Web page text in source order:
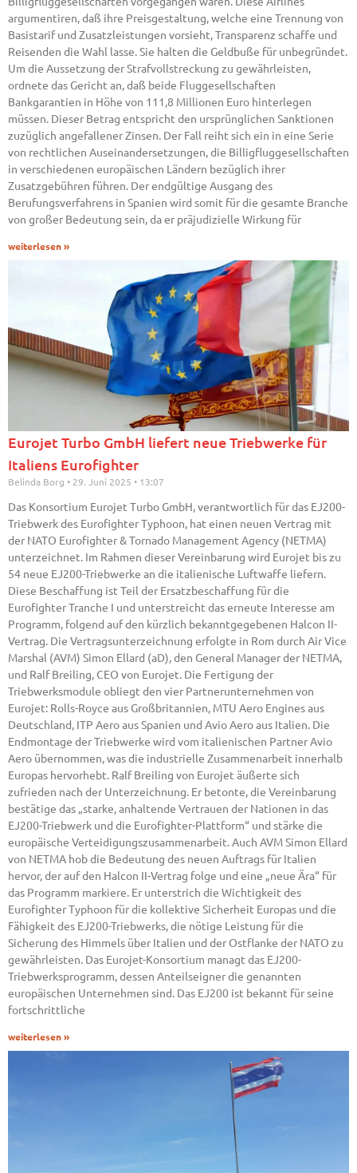
argumentiren, daß ihre Preisgestaltung, welche eine Trennung von
Basistarif und Zusatzleistungen vorsieht, Transparenz schaffe und
Reisenden die Wahl lasse. Sie halten die Geldbuße für unbegründet.
Um die Aussetzung der Strafvollstreckung zu gewährleisten,
ordnete das Gericht an, daß beide Fluggesellschaften
Bankgarantien in Höhe von 111,8 Millionen Euro hinterlegen
müssen. Dieser Betrag entspricht den ursprünglichen Sanktionen
zuzüglich angefallener Zinsen. Der Fall reiht sich ein in eine Serie
von rechtlichen Auseinandersetzungen, die Billigfluggesellschaften
in verschiedenen europäischen Ländern bezüglich ihrer
Zusatzgebühren führen. Der endgültige Ausgang des
Berufungsverfahrens in Spanien wird somit für die gesamte Branche
von großer Bedeutung sein, da er präjudizielle Wirkung für
weiterlesen »
Eurojet Turbo GmbH liefert neue Triebwerke für
Italiens Eurofighter
Belinda Borg 29. Juni 2025 13:07
Das Konsortium Eurojet Turbo GmbH, verantwortlich für das EJ200-
Triebwerk des Eurofighter Typhoon, hat einen neuen Vertrag mit
der NATO Eurofighter & Tornado Management Agency (NETMA)
unterzeichnet. Im Rahmen dieser Vereinbarung wird Eurojet bis zu
54 neue EJ200-Triebwerke an die italienische Luftwaffe liefern.
Diese Beschaffung ist Teil der Ersatzbeschaffung für die
Eurofighter Tranche I und unterstreicht das erneute Interesse am
Programm, folgend auf den kürzlich bekanntgegebenen Halcon II-
Vertrag. Die Vertragsunterzeichnung erfolgte in Rom durch Air Vice
Marshal (AVM) Simon Ellard (aD), den General Manager der NETMA,
und Ralf Breiling, CEO von Eurojet. Die Fertigung der
Triebwerksmodule obliegt den vier Partnerunternehmen von
Eurojet: Rolls-Royce aus Großbritannien, MTU Aero Engines aus
Deutschland, ITP Aero aus Spanien und Avio Aero aus Italien. Die
Endmontage der Triebwerke wird vom italienischen Partner Avio
Aero übernommen, was die industrielle Zusammenarbeit innerhalb
Europas hervorhebt. Ralf Breiling von Eurojet äußerte sich
zufrieden nach der Unterzeichnung. Er betonte, die Vereinbarung
bestätige das „starke, anhaltende Vertrauen der Nationen in das
EJ200-Triebwerk und die Eurofighter-Plattform“ und stärke die
europäische Verteidigungszusammenarbeit. Auch AVM Simon Ellard
von NETMA hob die Bedeutung des neuen Auftrags für Italien
hervor, der auf den Halcon II-Vertrag folge und eine „neue Ära“ für
das Programm markiere. Er unterstrich die Wichtigkeit des
Eurofighter Typhoon für die kollektive Sicherheit Europas und die
Fähigkeit des EJ200-Triebwerks, die nötige Leistung für die
Sicherung des Himmels über Italien und der Ostflanke der NATO zu
gewährleisten. Das Eurojet-Konsortium managt das EJ200-
Triebwerksprogramm, dessen Anteilseigner die genannten
europäischen Unternehmen sind. Das EJ200 ist bekannt für seine
fortschrittliche
weiterlesen »